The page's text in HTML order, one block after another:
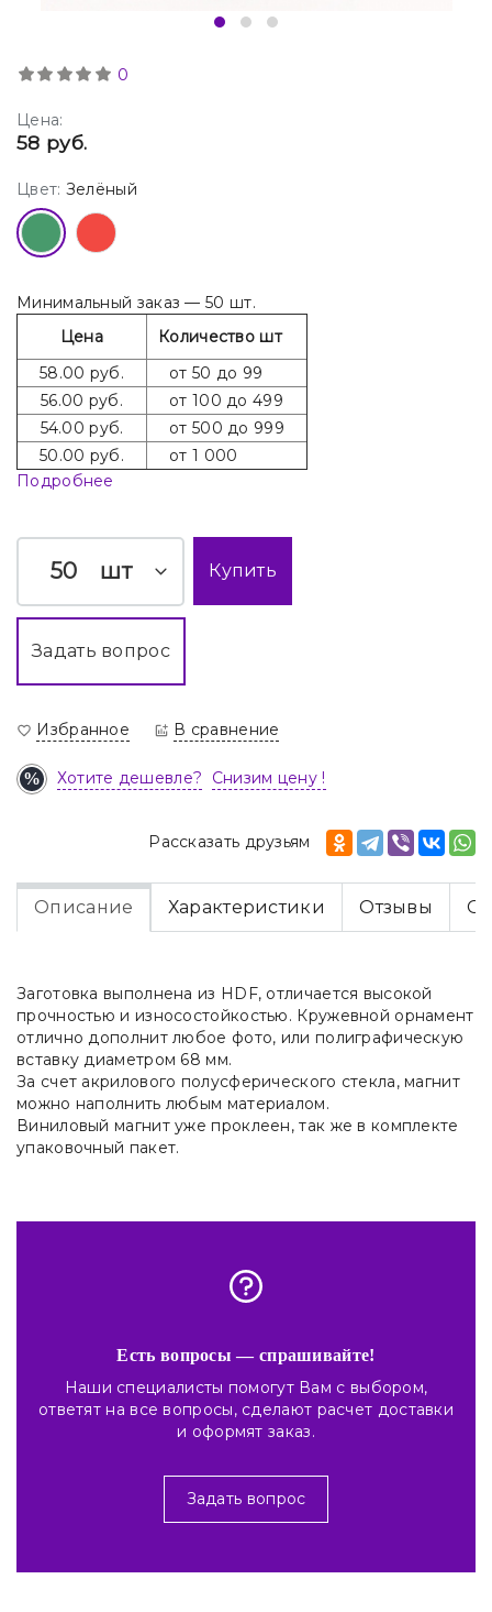
0
Цена:
58 руб.
Цвет: Зелёный
Минимальный заказ — 50 шт.
Цена
Количество шт
58.00 руб.
от 50 до 99
56.00 руб.
от 100 до 499
54.00 руб.
от 500 до 999
50.00 руб.
от 1 000
Подробнее
шт Купить
Задать вопрос
Избранное В сравнение
Хотите дешевле? Снизим цену !
Рассказать друзьям
Описание Характеристики Отзывы
Заготовка выполнена из HDF, отличается высокой
прочностью и износостойкостью. Кружевной орнамент
отлично дополнит любое фото, или полиграфическую
вставку диаметром 68 мм.
За счет акрилового полусферического стекла, магнит
можно наполнить любым материалом.
Виниловый магнит уже проклеен, так же в комплекте
упаковочный пакет.
Есть вопросы — спрашивайте!
Наши специалисты помогут Вам с выбором,
ответят на все вопросы, сделают расчет доставки
и оформят заказ.
Задать вопрос